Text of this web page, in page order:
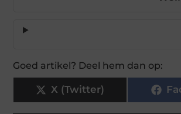
Goed artikel? Deel hem dan op:
X (Twitter)